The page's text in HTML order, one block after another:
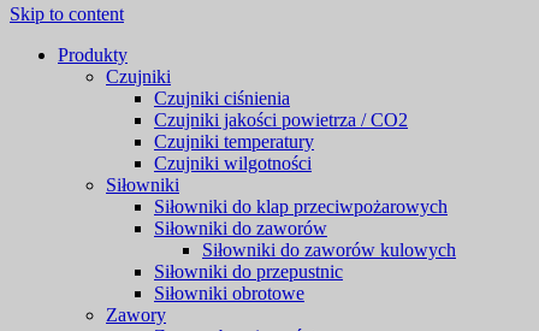
Skip to content
Produkty
Czujniki
Czujniki ciśnienia
Czujniki jakości powietrza / CO2
Czujniki temperatury
Czujniki wilgotności
Siłowniki
Siłowniki do klap przeciwpożarowych
Siłowniki do zaworów
Siłowniki do zaworów kulowych
Siłowniki do przepustnic
Siłowniki obrotowe
Zawory